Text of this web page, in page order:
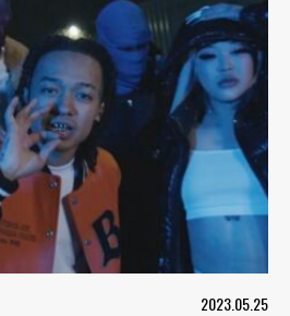
2023.05.25